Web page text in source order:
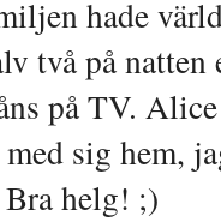
hade
två på
på TV.
sig hem,
helg! ;)